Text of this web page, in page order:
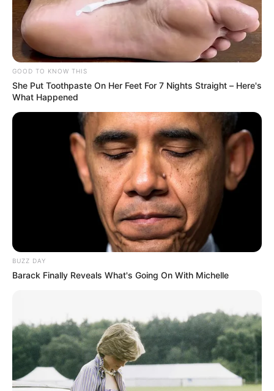
La cifra de 10.278 biciusuarios en 2023 frente a los 4.687
de 2022 representa un aumento de219% entre un año y
explicó la empresa. Las cinco estaciones por
donde más usuarios ingresaron con sus bicicletas fueron:
Bello (1.836), Santo Domingo (1.556), Parque Berrío
(1.104), Niquía (972) y Caribe (793).
está permitido en las líneas A, B, H, J, K, M y Pde lunes a
p.m. a 11:00 p.m. Los sábados de 9:00 a.m. a 11:00 a.m.
y de 4:00 p.m. a 11:00 p.m.; mientras que los domingos y
festivos es posible llevarlas durante toda la operación
comercial.
Para mejorar la experiencia de viaje en el Metro los
usuarios que llevan la bicicleta puedenañadir la
GOOD TO KNOW THIS
She Put Toothpaste On Her Feet For 7 Nights Straight – Here's
What Happened
BUZZ DAY
Barack Finally Reveals What's Going On With Michelle